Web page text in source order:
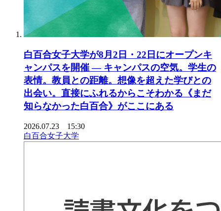
白百合女子大学が8月2日・22日にオープンキ
ャンパスを開催 ― キャンパスの空気。学生の
表情。教員との距離。想像を超えた学びとの
出会い。直接にふれるからこそわかる《まだ
知らなかった白百合》がここにある
2026.07.23 15:30
白百合女子大学